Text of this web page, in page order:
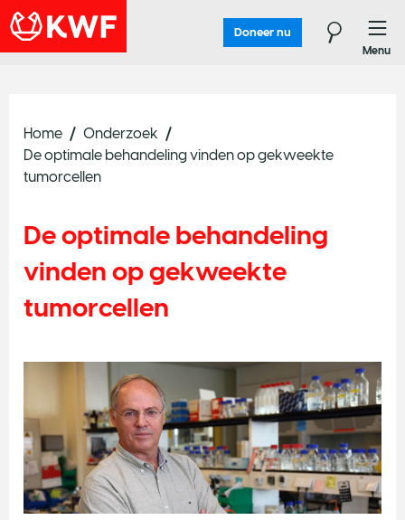
Doneer nu
Menu
Home
Onderzoek
De optimale behandeling vinden op gekweekte
tumorcellen
De optimale behandeling
vinden op gekweekte
tumorcellen